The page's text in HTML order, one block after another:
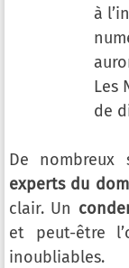
à
Les
de
De
experts du
clair. Un
et peut-être
inoubliables.